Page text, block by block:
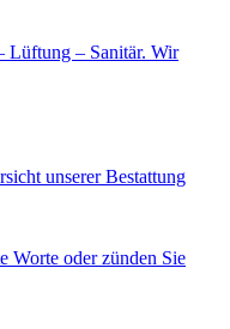
– Sanitär. Wir
unserer Bestattung
Worte oder zünden Sie